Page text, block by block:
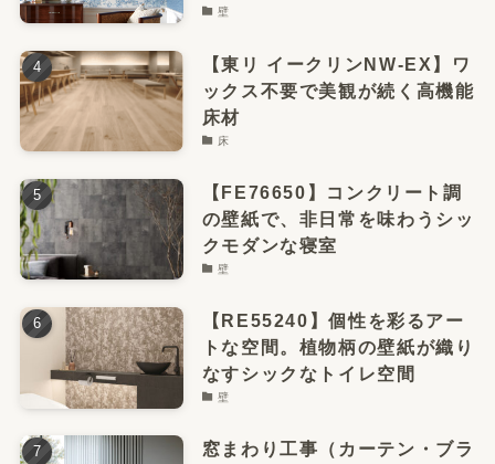
壁
【東リ イークリンNW-EX】ワ
ックス不要で美観が続く高機能
床材
床
【FE76650】コンクリート調
の壁紙で、非日常を味わうシッ
クモダンな寝室
壁
【RE55240】個性を彩るアー
トな空間。植物柄の壁紙が織り
なすシックなトイレ空間
壁
窓まわり工事（カーテン・ブラ